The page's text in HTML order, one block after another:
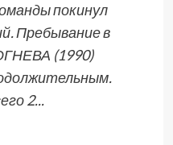
покинул
Пребывание в
(1990)
2...